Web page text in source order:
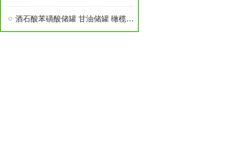
酒石酸苯磺酸储罐 甘油储罐 橄榄油储罐 稀酸稀碱